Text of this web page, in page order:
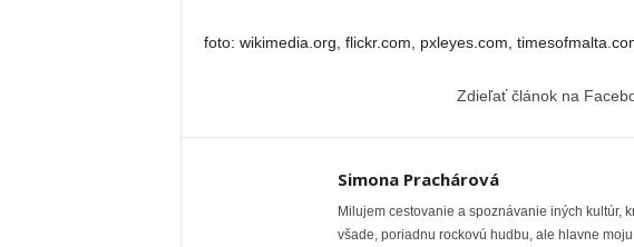
foto: wikimedia.org, flickr.com, pxleyes.com,
Zdieľať článok na
Simona Prachárová
Milujem cestovanie a spoznávanie iných kultúr,
všade, poriadnu rockovú hudbu, ale hlavne